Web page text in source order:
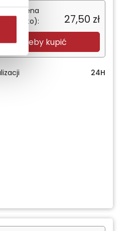
cena
(brutto):
27,50 zł
się, żeby kupić
24H